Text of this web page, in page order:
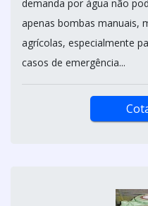
demanda por água não
apenas bombas manuais,
agrícolas, especialmente
casos de emergência...